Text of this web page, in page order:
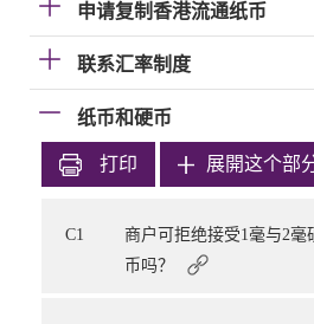
申请复制香港流通纸币
联系汇率制度
纸币和硬币
打印 展開这个部
C1
商户可拒绝接受1毫与2毫
币吗？